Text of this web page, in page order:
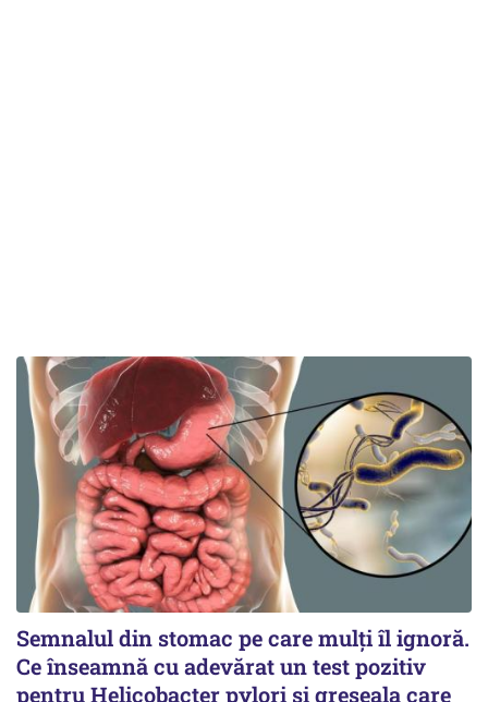
Semnalul din stomac pe care mulți îl ignoră.
Ce înseamnă cu adevărat un test pozitiv
pentru Helicobacter pylori și greșeala care